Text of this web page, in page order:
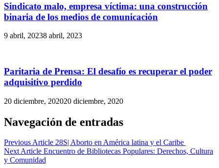
Sindicato malo, empresa víctima: una construcción
binaria de los medios de comunicación
9 abril, 20238 abril, 2023
Paritaria de Prensa: El desafío es recuperar el poder
adquisitivo perdido
20 diciembre, 202020 diciembre, 2020
Navegación de entradas
Previous Article 28S| Aborto en América latina y el Caribe
Next Article Encuentro de Bibliotecas Populares: Derechos, Cultura
y Comunidad